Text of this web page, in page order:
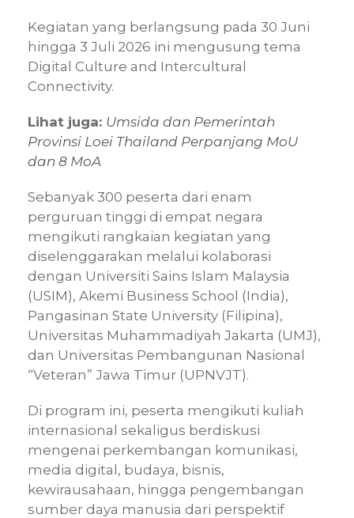
Kegiatan yang berlangsung pada 30 Juni
hingga 3 Juli 2026 ini mengusung tema
Digital Culture and Intercultural
Connectivity.
Lihat juga: Umsida dan Pemerintah
Provinsi Loei Thailand Perpanjang MoU
dan 8 MoA
Sebanyak 300 peserta dari enam
perguruan tinggi di empat negara
mengikuti rangkaian kegiatan yang
diselenggarakan melalui kolaborasi
dengan Universiti Sains Islam Malaysia
(USIM), Akemi Business School (India),
Pangasinan State University (Filipina),
Universitas Muhammadiyah Jakarta (UMJ),
dan Universitas Pembangunan Nasional
“Veteran” Jawa Timur (UPNVJT).
Di program ini, peserta mengikuti kuliah
internasional sekaligus berdiskusi
mengenai perkembangan komunikasi,
media digital, budaya, bisnis,
kewirausahaan, hingga pengembangan
sumber daya manusia dari perspektif